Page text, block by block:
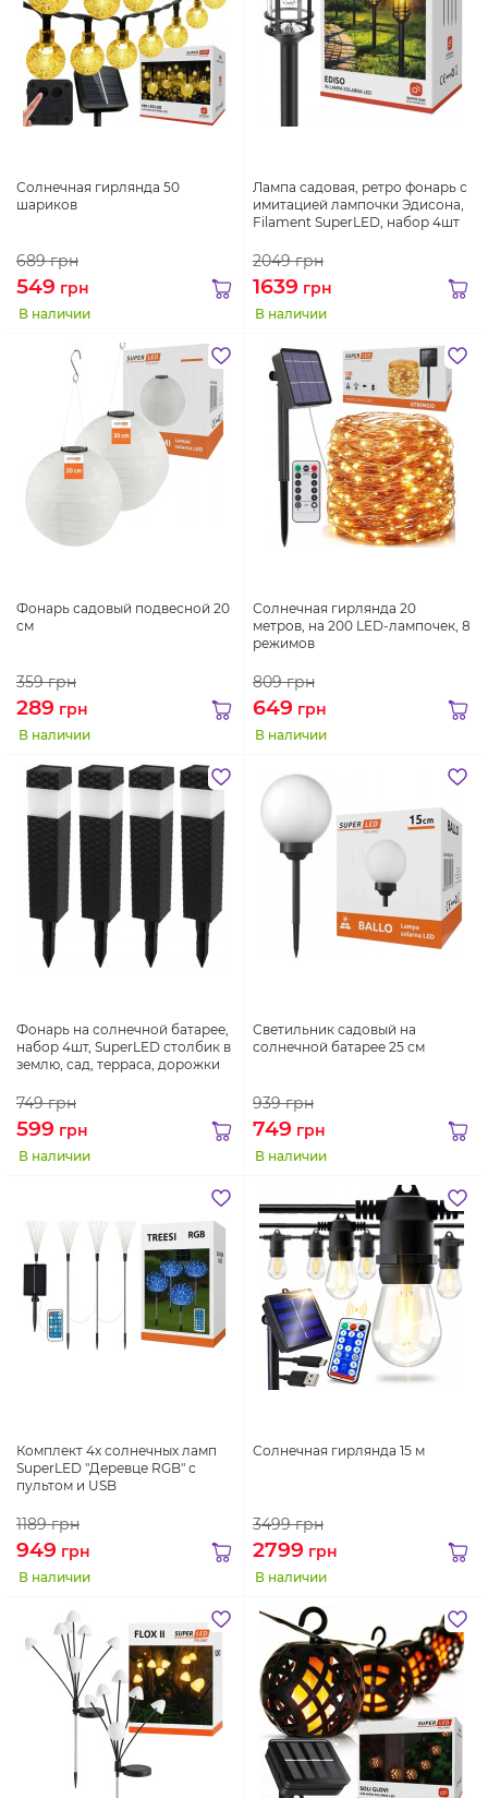
Солнечная гирлянда 50
шариков
689грн
549 грн
В наличии
Лампа садовая, ретро фонарь с
имитацией лампочки Эдисона,
Filament SuperLED, набор 4шт
2049грн
1639 грн
В наличии
Фонарь садовый подвесной 20
см
359грн
289 грн
В наличии
Солнечная гирлянда 20
метров, на 200 LED-лампочек, 8
режимов
809грн
649 грн
В наличии
Фонарь на солнечной батарее,
набор 4шт, SuperLED столбик в
землю, сад, терраса, дорожки
749грн
599 грн
В наличии
Светильник садовый на
солнечной батарее 25 см
939грн
749 грн
В наличии
Комплект 4x солнечных ламп
SuperLED "Деревце RGB" с
пультом и USB
1189грн
949 грн
В наличии
Солнечная гирлянда 15 м
3499грн
2799 грн
В наличии